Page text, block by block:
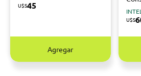
U$S45
Agregar
U$S